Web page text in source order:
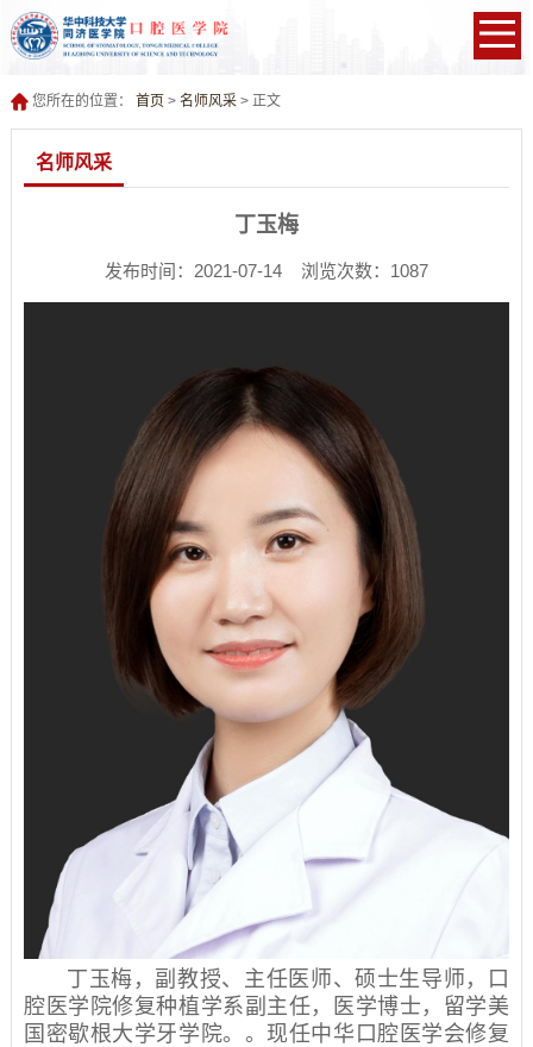
您所在的位置： 首页 > 名师风采> 正文
名师风采
丁玉梅
发布时间：2021-07-14 浏览次数： 1087
丁玉梅，副教授、主任医师、硕士生导师，口
腔医学院修复种植学系副主任，医学博士，留学美
国密歇根大学牙学院。。现任中华口腔医学会修复